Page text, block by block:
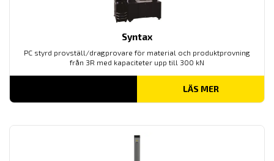
Syntax
PC styrd provställ/dragprovare för material och produktprovning
från 3R med kapaciteter upp till 300 kN
LÄS MER